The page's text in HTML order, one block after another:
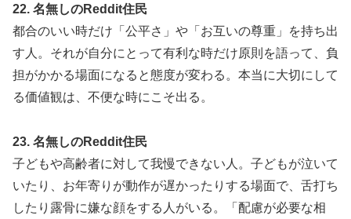
22. 名無しのReddit住民
都合のいい時だけ「公平さ」や「お互いの尊重」を持ち出
す人。それが自分にとって有利な時だけ原則を語って、負
担がかかる場面になると態度が変わる。本当に大切にして
る価値観は、不便な時にこそ出る。
23. 名無しのReddit住民
子どもや高齢者に対して我慢できない人。子どもが泣いて
いたり、お年寄りが動作が遅かったりする場面で、舌打ち
したり露骨に嫌な顔をする人がいる。「配慮が必要な相